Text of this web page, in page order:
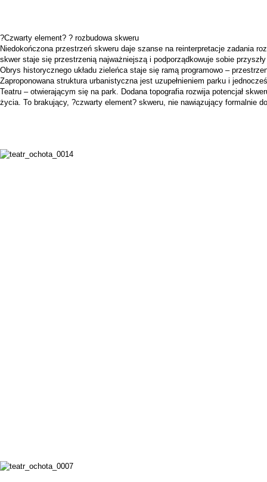
?Czwarty element? ? rozbudowa skweru
Niedokończona przestrzeń skweru daje szanse na reinterpretacje zadania
skwer staje się przestrzenią najważniejszą i podporządkowuje sobie
Obrys historycznego układu zieleńca staje się ramą programowo –
Zaproponowana struktura urbanistyczna jest uzupełnieniem parku i
Teatru – otwierającym się na park. Dodana topografia rozwija potencjał
życia. To brakujący, ?czwarty element? skweru, nie nawiązujący formalnie